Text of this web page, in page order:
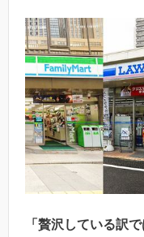
「贅沢している訳